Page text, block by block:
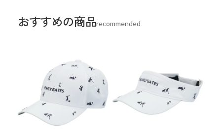
おすすめの商品recommended